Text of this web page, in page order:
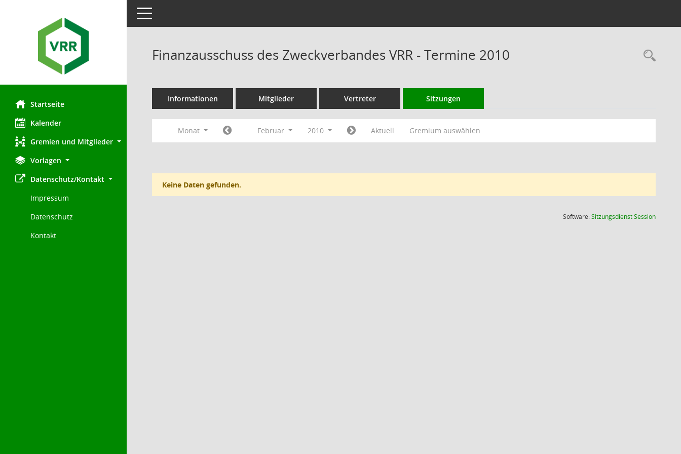
Startseite
Kalender
Gremien und Mitglieder
Vorlagen
Datenschutz/Kontakt
Impressum
Datenschutz
Kontakt
Toggle navigation
Finanzausschuss des Zweckverbandes VRR - Termine 2010
Informationen Mitglieder Vertreter Sitzungen
Monat Februar 2010 Aktuell Gremium auswählen
Keine Daten gefunden.
Software:SitzungsdienstSession(Wird in